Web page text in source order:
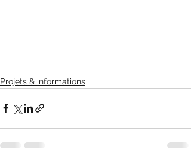
Projets & informations